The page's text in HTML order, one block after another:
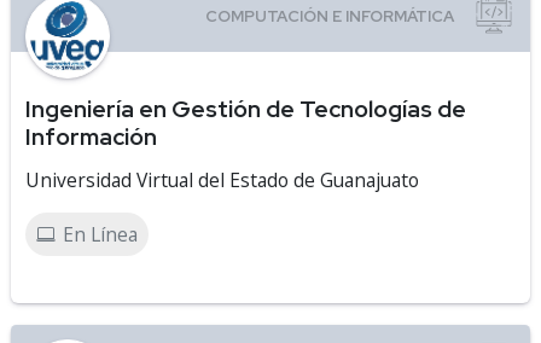
Ingeniería en Gestión de Tecnologías de
Información
Universidad Virtual del Estado de Guanajuato
En Línea